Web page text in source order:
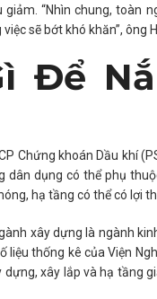
“Nhìn chung, toàn
sẽ bớt khó khăn”, ông
Để
Chứng khoán Dầu khí
dụng có thể phụ
hạ tầng có thể có lợi
xây dựng là ngành
thống kê của Viện
xây lắp và hạ tầng